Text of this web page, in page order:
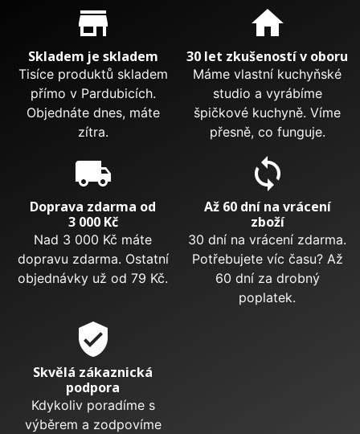
Proč nakupovat u nás?
store_mall_directory
Skladem je skladem
Tisíce produktů skladem
přímo v Pardubicích.
Objednáte dnes, máte
zítra.
home
30 let zkušeností v oboru
Máme vlastní kuchyňské
studio a vyrábíme
špičkové kuchyně. Víme
přesně, co funguje.
local_shipping
Doprava zdarma od
3 000 Kč
Nad 3 000 Kč máte
dopravu zdarma. Ostatní
objednávky už od 79 Kč.
sync
Až 60 dní na vrácení
zboží
30 dní na vrácení zdarma.
Potřebujete víc času? Až
60 dní za drobný
poplatek.
verified_user
Skvělá zákaznická
podpora
Kdykoliv poradíme s
výběrem a zodpovíme